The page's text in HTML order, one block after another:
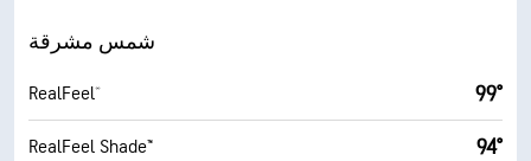
شمس مشرقة
RealFeel® 99°
RealFeel Shade™ 94°